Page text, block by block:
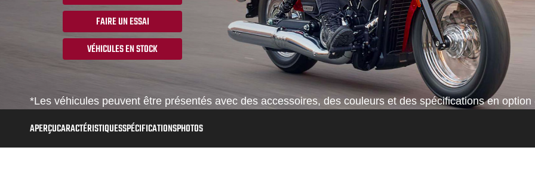
FAIRE UN ESSAI
VÉHICULES EN STOCK
*Les véhicules peuvent être présentés avec des accessoires, des couleurs et des spécifications en
APERÇUCARACTÉRISTIQUESSPÉCIFICATIONSPHOTOS